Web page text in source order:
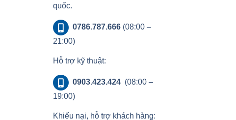
quốc.
0786.787.666(08:00 –
21:00)
Hỗ trợ kỹ thuật:
0903.423.424 (08:00 –
19:00)
Khiếu nại, hỗ trợ khách hàng: